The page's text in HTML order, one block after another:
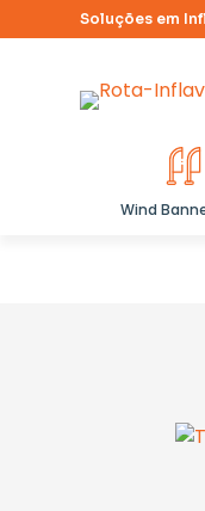
Soluções em
Wind